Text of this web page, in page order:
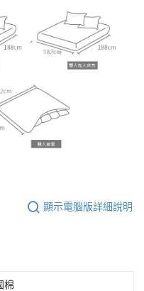
顯示電腦版詳細說明
棉